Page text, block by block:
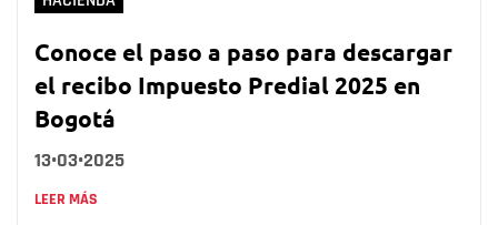
Conoce el paso a paso para descargar
el recibo Impuesto Predial 2025 en
Bogotá
13•03•2025
LEER MÁS